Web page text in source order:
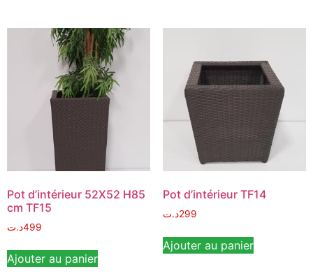
Pot d’intérieur 52X52 H85
cm TF15
499د.ت
Ajouter au panier
Pot d’intérieur TF14
299د.ت
Ajouter au panier